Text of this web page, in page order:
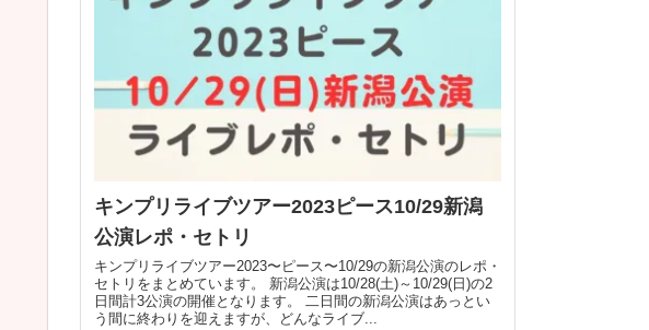
キンプリライブツアー2023ピース10/29新潟
公演レポ・セトリ
キンプリライブツアー2023〜ピース〜10/29の新潟公演のレポ・
セトリをまとめています。 新潟公演は10/28(土)～10/29(日)の2
日間計3公演の開催となります。 二日間の新潟公演はあっとい
う間に終わりを迎えますが、どんなライブ...